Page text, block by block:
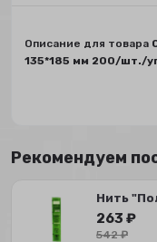
Описание для товара
135*185 мм 200/шт./
Рекомендуем
Нить
263 ₽
542₽